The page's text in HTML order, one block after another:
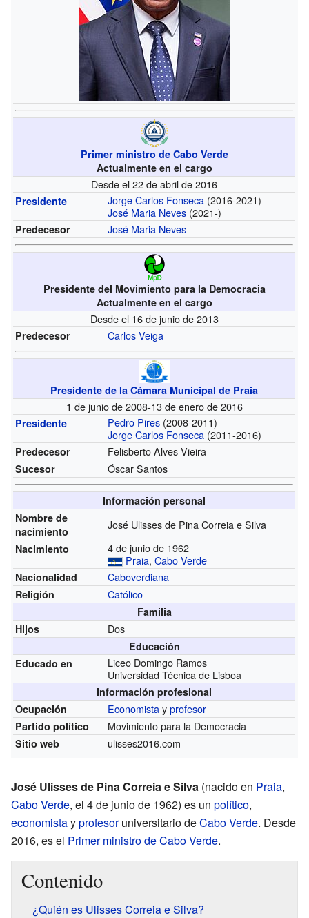
Primer ministro de Cabo Verde
Actualmente en el cargo
Desde el 22 de abril de 2016
Presidente Jorge Carlos Fonseca (2016-2021)
José Maria Neves (2021-)
Predecesor José Maria Neves
Presidente del Movimiento para la Democracia
Actualmente en el cargo
Desde el 16 de junio de 2013
Predecesor Carlos Veiga
Presidente de la Cámara Municipal de Praia
1 de junio de 2008-13 de enero de 2016
Presidente Pedro Pires (2008-2011)
Jorge Carlos Fonseca (2011-2016)
Predecesor Felisberto Alves Vieira
Sucesor Óscar Santos
Información personal
Nombre de
nacimiento
José Ulisses de Pina Correia e Silva
Nacimiento
4 de junio de 1962
Praia,Cabo Verde
Nacionalidad Caboverdiana
Religión Católico
Familia
Hijos
Dos
Educación
Educado en
Liceo Domingo Ramos
Universidad Técnica de Lisboa
Información profesional
Ocupación
Economistayprofesor
Partido político Movimiento para la Democracia
Sitio web ulisses2016.com
José Ulisses de Pina Correia e Silva (nacido en Praia,
Cabo Verde, el 4 de junio de 1962) es un político,
economistayprofesoruniversitario deCabo Verde. Desde
2016, es el Primer ministro de Cabo Verde.
Contenido
¿Quién es Ulisses Correia e Silva?